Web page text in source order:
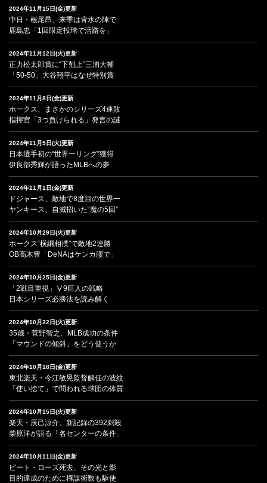
2024年11月15日(金)更新
中日・根尾昂、来季は背水の陣で
鹿島忠「1回限定投球で活路を」
2024年11月12日(火)更新
正力松太郎賞に“下剋上”三浦大輔
「50-50」大谷翔平はなぜ特別賞
2024年11月8日(金)更新
ホークス、まさかのシリーズ4連敗
指揮官「3つ負けられる」発言の謎
2024年11月5日(火)更新
日本選手初の“世界一リング”獲得
伊良部秀輝が語ったMLBへの夢
2024年11月1日(金)更新
ドジャース、敵地で8度目の世界一
ヤンキース、自滅招いた“魔の5回”
2024年10月29日(火)更新
ホークス“横綱相撲”で敵地2連勝
OB高木豊「DeNAはケンカ腰で」
2024年10月25日(金)更新
「2戦目重視」Ⅴ9巨人の戦略
日本シリーズ必勝法を読み解く
2024年10月22日(火)更新
35歳・菅野智之、MLB成功の条件
「マウンドの傾斜」をどう使うか
2024年10月18日(金)更新
東北楽天・今江敏晃監督解任の波紋
「使い捨て」で問われる球団の体質
2024年10月15日(火)更新
楽天・辰己涼介、新記録の392刺殺
柴原洋が語る「名センターの条件」
2024年10月11日(金)更新
ピート・ローズ死去、その光と影
目的達成のために権謀術数も駆使